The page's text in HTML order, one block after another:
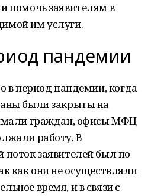
помочь заявителям в
им услуги.
пандемии
в период пандемии, когда
были закрыты на
граждан, офисы МФЦ
работу. В
поток заявителей был по
как они не осуществляли
время, и в связи с